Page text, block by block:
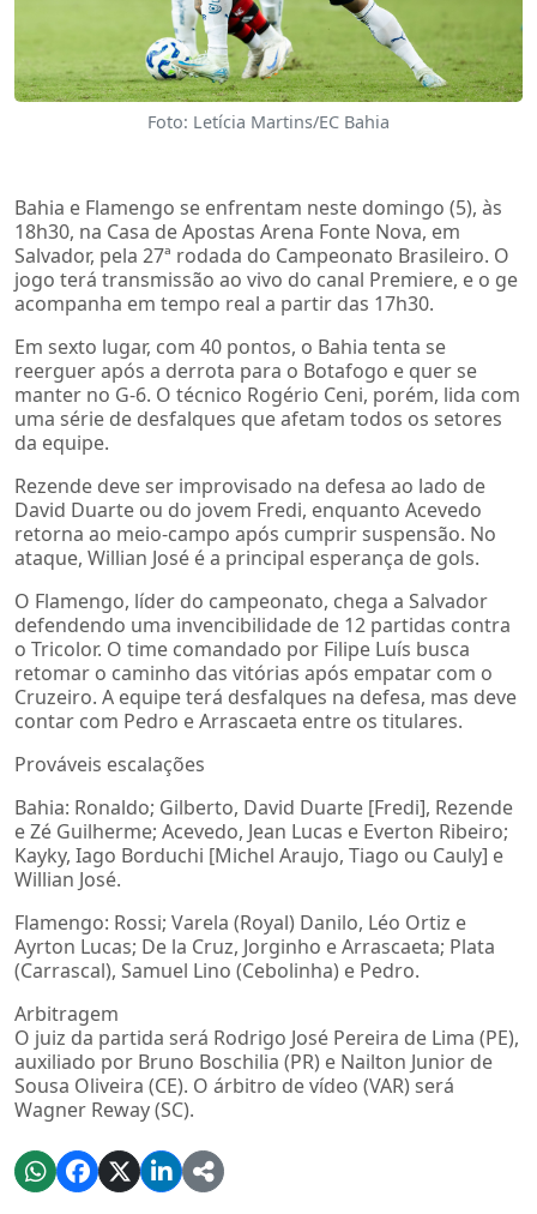
Foto: Letícia Martins/EC Bahia
Bahia e Flamengo se enfrentam neste domingo (5), às
18h30, na Casa de Apostas Arena Fonte Nova, em
Salvador, pela 27ª rodada do Campeonato Brasileiro. O
jogo terá transmissão ao vivo do canal Premiere, e o ge
acompanha em tempo real a partir das 17h30.
Em sexto lugar, com 40 pontos, o Bahia tenta se
reerguer após a derrota para o Botafogo e quer se
manter no G-6. O técnico Rogério Ceni, porém, lida com
uma série de desfalques que afetam todos os setores
da equipe.
Rezende deve ser improvisado na defesa ao lado de
David Duarte ou do jovem Fredi, enquanto Acevedo
retorna ao meio-campo após cumprir suspensão. No
ataque, Willian José é a principal esperança de gols.
O Flamengo, líder do campeonato, chega a Salvador
defendendo uma invencibilidade de 12 partidas contra
o Tricolor. O time comandado por Filipe Luís busca
retomar o caminho das vitórias após empatar com o
Cruzeiro. A equipe terá desfalques na defesa, mas deve
contar com Pedro e Arrascaeta entre os titulares.
Prováveis escalações
Bahia: Ronaldo; Gilberto, David Duarte [Fredi], Rezende
e Zé Guilherme; Acevedo, Jean Lucas e Everton Ribeiro;
Kayky, Iago Borduchi [Michel Araujo, Tiago ou Cauly] e
Willian José.
Flamengo: Rossi; Varela (Royal) Danilo, Léo Ortiz e
Ayrton Lucas; De la Cruz, Jorginho e Arrascaeta; Plata
(Carrascal), Samuel Lino (Cebolinha) e Pedro.
Arbitragem
O juiz da partida será Rodrigo José Pereira de Lima (PE),
auxiliado por Bruno Boschilia (PR) e Nailton Junior de
Sousa Oliveira (CE). O árbitro de vídeo (VAR) será
Wagner Reway (SC).